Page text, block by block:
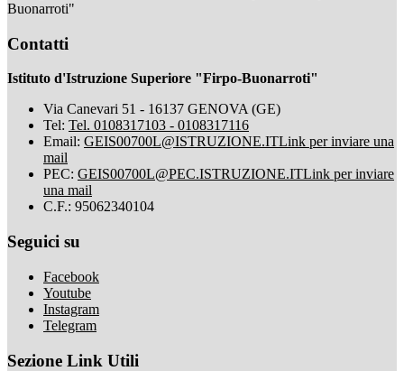
Buonarroti"
Contatti
Istituto d'Istruzione Superiore "Firpo-Buonarroti"
Via Canevari 51 - 16137 GENOVA (GE)
Tel: Tel. 0108317103 - 0108317116
Email: GEIS00700L@ISTRUZIONE.ITLink per inviare una
mail
PEC: GEIS00700L@PEC.ISTRUZIONE.ITLink per inviare
una mail
C.F.: 95062340104
Seguici su
Facebook
Youtube
Instagram
Telegram
Sezione Link Utili